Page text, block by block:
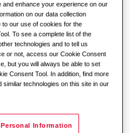
enhance your experience on our
on our data collection
our use of cookies for the
To see a complete list of the
technologies and to tell us
or not, access our Cookie Consent
but you will always be able to set
Consent Tool. In addition, find more
technologies on this site in our
Information